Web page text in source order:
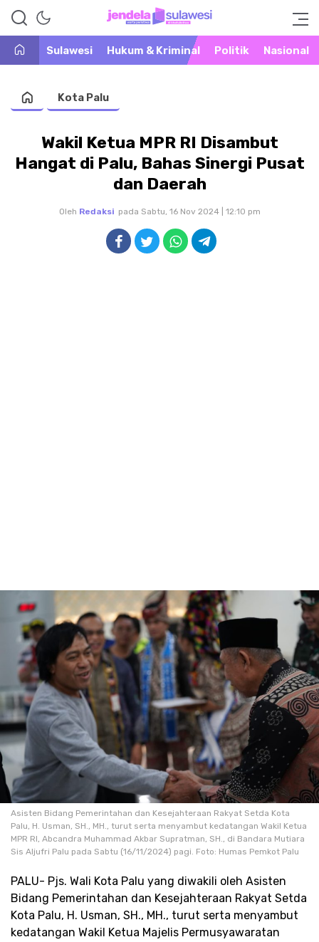
Jendela Sulawesi
Warta Peristiwa di Khatulistiwa
Sulawesi
Hukum & Kriminal Politik Nasional
Kota Palu
Wakil Ketua MPR RI Disambut
Hangat di Palu, Bahas Sinergi Pusat
dan Daerah
Oleh Redaksi pada Sabtu, 16 Nov 2024 | 12:10 pm
Asisten Bidang Pemerintahan dan Kesejahteraan Rakyat Setda Kota
Palu, H. Usman, SH., MH., turut serta menyambut kedatangan Wakil Ketua
MPR RI, Abcandra Muhammad Akbar Supratman, SH., di Bandara Mutiara
Sis Aljufri Palu pada Sabtu (16/11/2024) pagi. Foto: Humas Pemkot Palu
PALU- Pjs. Wali Kota Palu yang diwakili oleh Asisten
Bidang Pemerintahan dan Kesejahteraan Rakyat Setda
Kota Palu, H. Usman, SH., MH., turut serta menyambut
kedatangan Wakil Ketua Majelis Permusyawaratan